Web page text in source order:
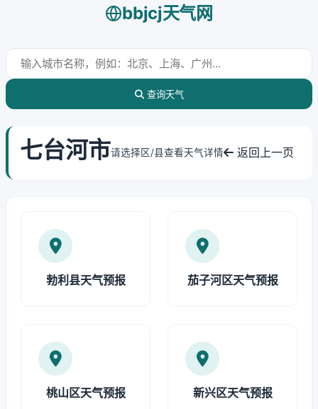
bbjcj天气网
查询天气
七台河市请选择区/县查看天气详情 返回上一页
勃利县天气预报 茄子河区天气预报
桃山区天气预报 新兴区天气预报